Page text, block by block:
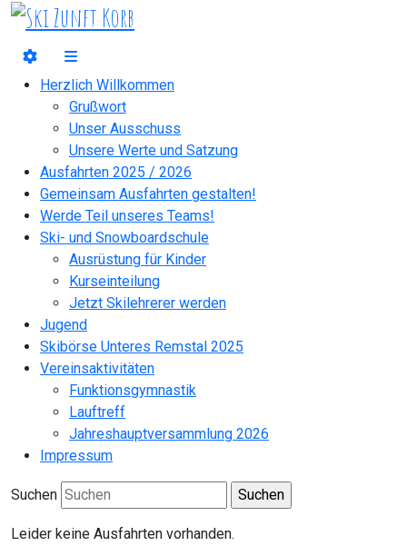
Herzlich Willkommen
Grußwort
Unser Ausschuss
Unsere Werte und Satzung
Ausfahrten 2025 / 2026
Gemeinsam Ausfahrten gestalten!
Werde Teil unseres Teams!
Ski- und Snowboardschule
Ausrüstung für Kinder
Kurseinteilung
Jetzt Skilehrerer werden
Jugend
Skibörse Unteres Remstal 2025
Vereinsaktivitäten
Funktionsgymnastik
Lauftreff
Jahreshauptversammlung 2026
Impressum
Suchen
Leider keine Ausfahrten vorhanden.